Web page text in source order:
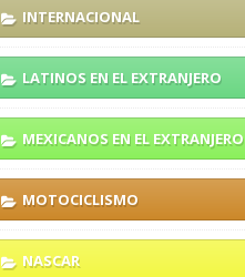
INTERNACIONAL
LATINOS EN EL EXTRANJERO
MEXICANOS EN EL EXTRANJERO
MOTOCICLISMO
NASCAR